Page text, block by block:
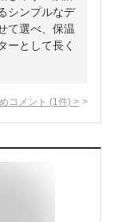
シンプルなデ
て選べ、保温
ーとして長く
コメント (1 件) >